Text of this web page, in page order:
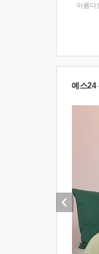
아름다
예스24